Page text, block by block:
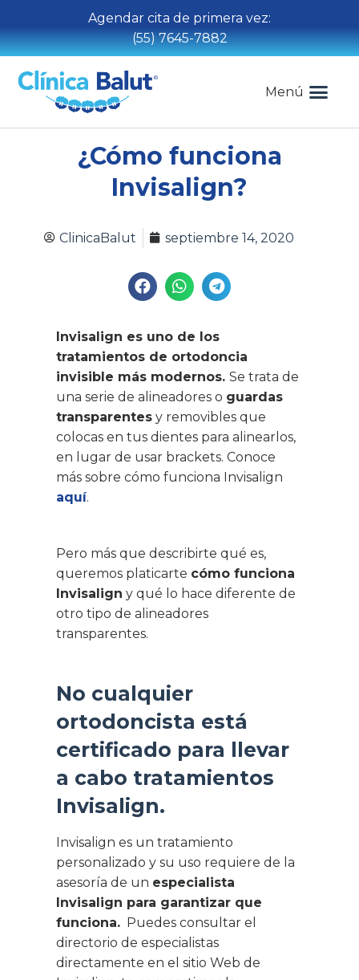
Agendar cita de primera vez:
(55) 7645-7882
Menú
¿Cómo funciona
Invisalign?
ClinicaBalut septiembre 14, 2020
Invisalign es uno de los
tratamientos de ortodoncia
invisible más modernos. Se trata de
una serie de alineadores o guardas
transparentes y removibles que
colocas en tus dientes para alinearlos,
en lugar de usar brackets. Conoce
más sobre cómo funciona Invisalign
aquí.
Pero más que describirte qué es,
queremos platicarte cómo funciona
Invisalign y qué lo hace diferente de
otro tipo de alineadores
transparentes.
No cualquier
ortodoncista está
certificado para llevar
a cabo tratamientos
Invisalign.
Invisalign es un tratamiento
personalizado y su uso requiere de la
asesoría de un especialista
Invisalign para garantizar que
funciona. Puedes consultar el
directorio de especialistas
directamente en el sitio Web de